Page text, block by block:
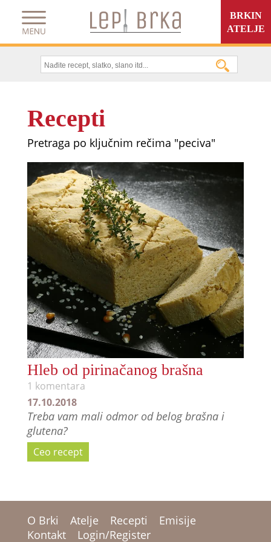
BRKIN
ATELJE
Recepti
Pretraga po ključnim rečima "peciva"
Hleb od pirinačanog brašna
1 komentara
17.10.2018
Treba vam mali odmor od belog brašna i
glutena?
Ceo recept
O Brki Atelje Recepti
Emisije
Kontakt
Login/Register